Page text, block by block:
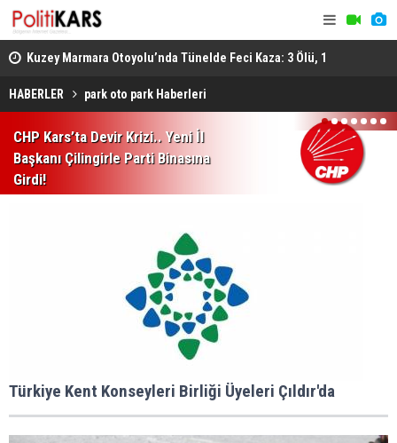
Kuzey Marmara Otoyolu’nda Tünelde Feci Kaza: 3 Ölü, 1
Ağır Yaralı
HABERLER park oto park Haberleri
CHP Kars’ta Devir Krizi.. Yeni İl
Başkanı Çilingirle Parti Binasına
Girdi!
1 2 3 4 5 6 7
Türkiye Kent Konseyleri Birliği Üyeleri Çıldır'da